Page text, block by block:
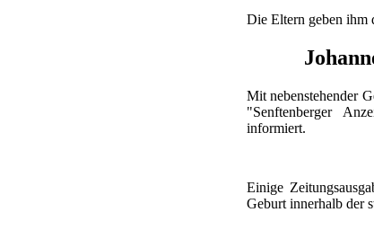
Die Eltern geben ihm
Mit nebenstehender
"Senftenberger
informiert.
Einige
Geburt innerhalb der